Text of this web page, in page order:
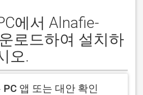
에서 Alnafie-
로드하여 설치하
오.
PC 앱 또는 대안 확인